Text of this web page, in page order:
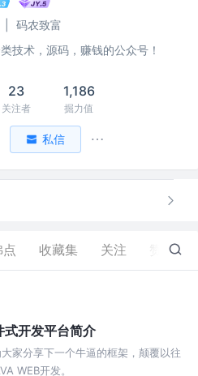
码农致富
技术，源码，赚钱的公众号！
23
关注者
1,186
掘力值
私信
点 收藏集 关注 666
开发平台简介
家分享下一个牛逼的框架，颠覆以往
WEB开发。